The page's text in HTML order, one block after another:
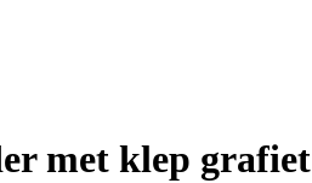
met klep grafiet